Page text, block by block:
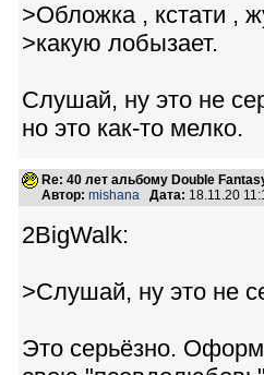
>Обложка , кстати ,
>какую лобызает.
Слушай, ну это не
но это как-то мелко.
Re: 40 лет альбому Double
Автор: mishana Дата: 18.11.20
2BigWalk:
>Слушай, ну это не
Это серьёзно.